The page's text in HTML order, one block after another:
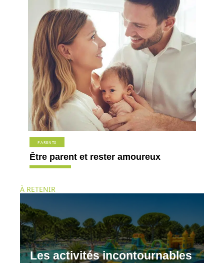
PARENTS
Être parent et rester amoureux
À RETENIR
Les activités incontournables